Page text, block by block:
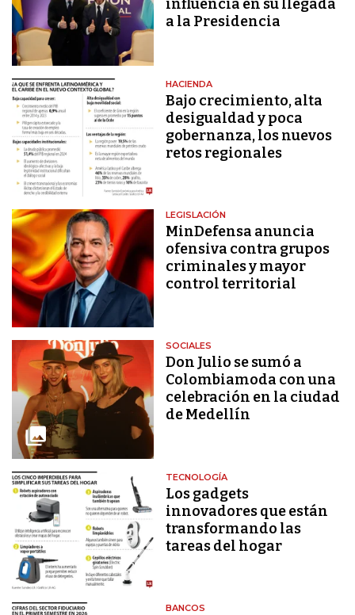
influencia en su llegada
a la Presidencia
HACIENDA
Bajo crecimiento, alta
desigualdad y poca
gobernanza, los nuevos
retos regionales
LEGISLACIÓN
MinDefensa anuncia
ofensiva contra grupos
criminales y mayor
control territorial
SOCIALES
Don Julio se sumó a
Colombiamoda con una
celebración en la ciudad
de Medellín
TECNOLOGÍA
Los gadgets
innovadores que están
transformando las
tareas del hogar
BANCOS